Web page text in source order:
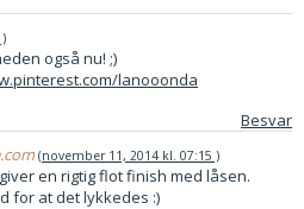
også nu! ;)
lanooonda
Besvar
november 11, 2014 kl. 07:15
en rigtig flot finish med låsen.
for at det lykkedes :)